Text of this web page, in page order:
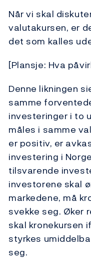
Når vi skal
valutakursen, er
det som kalles
[Plansje: Hva
Denne likningen
samme
investeringer i to
måles i samme
er positiv, er
investering i
tilsvarende
investorene skal
markedene, må
svekke seg. Øker
skal kronekursen
styrkes
seg.